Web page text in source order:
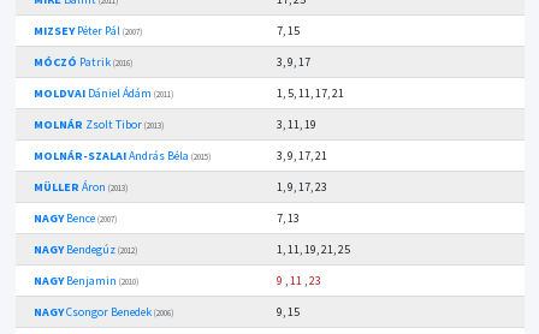
MIZSEYPéter Pál (2007)
7, 15
MÓCZÓ Patrik (2016)
3, 9, 17
MOLDVAIDániel Ádám (2011)
1, 5, 11, 17, 21
MOLNÁR Zsolt Tibor (2013)
3, 11, 19
MOLNÁR-SZALAIAndrás Béla (2015)
3, 9, 17, 21
MÜLLER Áron (2013)
1, 9, 17, 23
NAGYBence (2007)
7, 13
NAGYBendegúz (2012)
1, 11, 19, 21, 25
NAGYBenjamin (2010) 9 ,11,23
NAGYCsongor Benedek (2006)
9, 15